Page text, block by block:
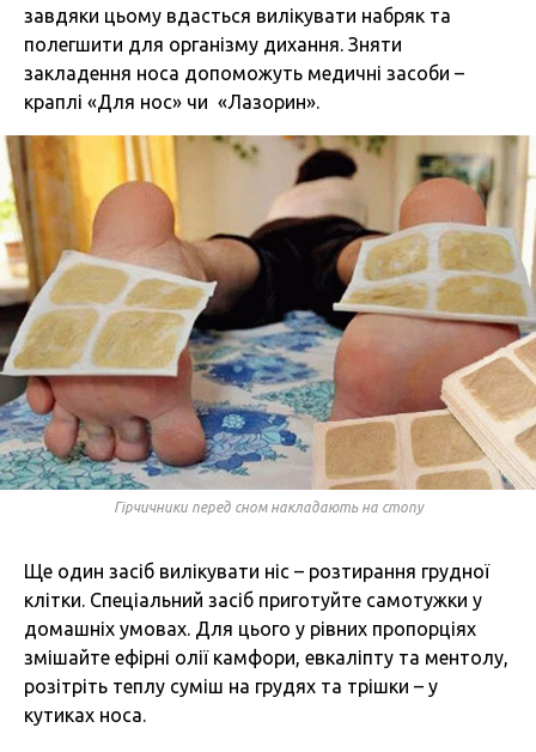
завдяки цьому вдасться вилікувати набряк та
полегшити для організму дихання. Зняти
закладення носа допоможуть медичні засоби –
краплі «Для нос» чи «Лазорин».
Гірчичники перед сном накладають на стопу
Ще один засіб вилікувати ніс – розтирання грудної
клітки. Спеціальний засіб приготуйте самотужки у
домашніх умовах. Для цього у рівних пропорціях
змішайте ефірні олії камфори, евкаліпту та ментолу,
розітріть теплу суміш на грудях та трішки – у
кутиках носа.